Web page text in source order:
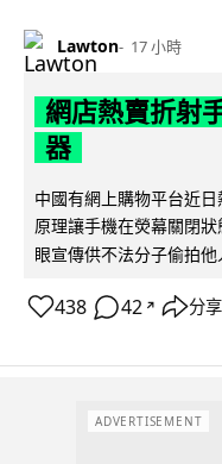
Lawton 17 小時
網店熱賣折射
器
中國有網上購物平台近
原理讓手機在熒幕關閉
眼宣傳供不法分子偷拍
438 42 ↗ 分享
ADVERTISEMENT